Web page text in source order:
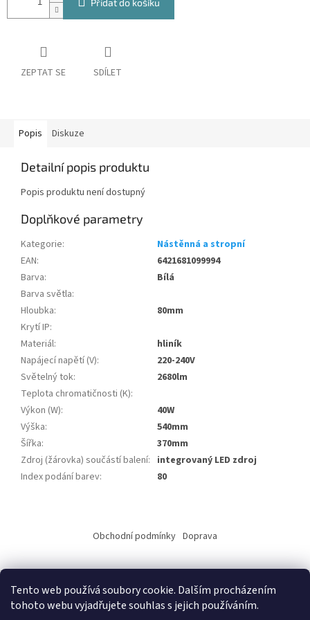
Tento web používá soubory cookie. Dalším procházením
tohoto webu vyjadřujete souhlas s jejich používáním.
Přidat do košíku
ZEPTAT SE SDÍLET
Popis Diskuze
Detailní popis produktu
Popis produktu není dostupný
Doplňkové parametry
Kategorie:
Nástěnná a stropní
EAN:
6421681099994
Barva:
Bílá
Barva světla:
Hloubka:
80mm
Krytí IP:
Materiál:
hliník
Napájecí napětí (V):
220-240V
Světelný tok:
2680lm
Teplota chromatičnosti (K):
Výkon (W):
40W
Výška:
540mm
Šířka:
370mm
Zdroj (žárovka) součástí balení: integrovaný LED zdroj
Index podání barev: 80
a
t
Obchodní podmínky Doprava
Vytvořil Shoptet